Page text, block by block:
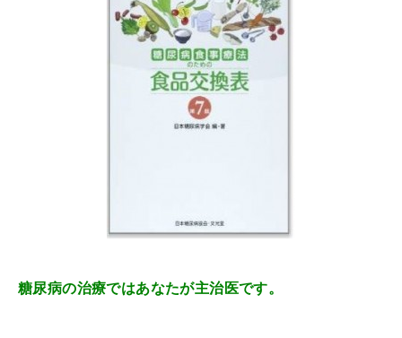
糖尿病の治療ではあなたが主治医です。